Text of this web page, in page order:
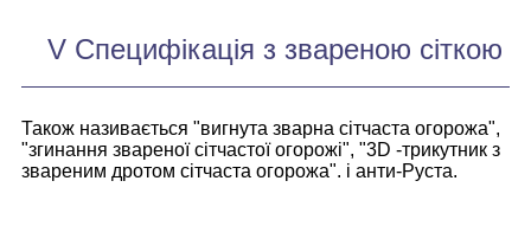
V Специфікація з звареною сіткою
Також називається "вигнута зварна сітчаста огорожа",
"згинання звареної сітчастої огорожі", "3D -трикутник з
звареним дротом сітчаста огорожа". і анти-Руста.